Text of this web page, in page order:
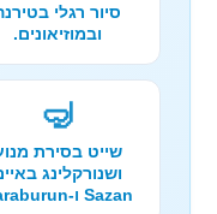
סיור רגלי
ובמוזיאונים.
🤿
שייט בסירת
ושנורקלינג
Sazan ו-Karaburun